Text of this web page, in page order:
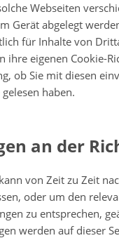
Webseiten
Gerät abgelegt
für Inhalte von
ihre eigenen Cookie-
ob Sie mit diesen
haben.
an der
von Zeit zu Zeit
oder um den
zu entsprechen,
werden auf dieser